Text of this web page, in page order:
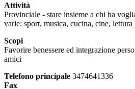
Attività
Provinciale - stare insieme a chi ha
varie: sport, musica, cucina, cine, lettura
Scopi
Favorire benessere ed integrazione
amici
Telefono principale 3474641336
Fax